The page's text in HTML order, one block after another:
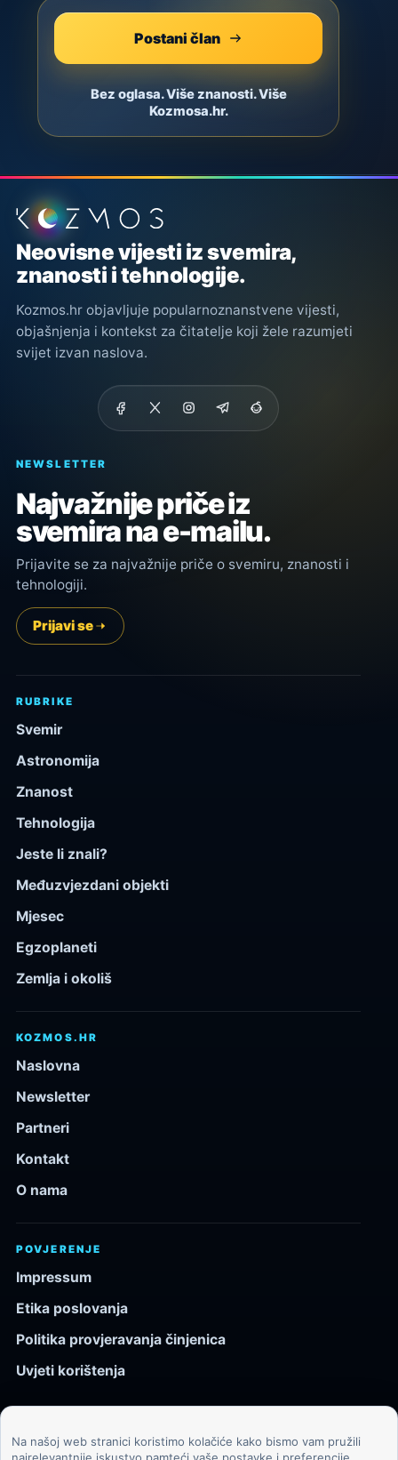
Postani član
Bez oglasa. Više znanosti. Više
Kozmosa.hr.
Podnožje stranice
Neovisne vijesti iz svemira,
znanosti i tehnologije.
Kozmos.hr objavljuje popularnoznanstvene vijesti,
objašnjenja i kontekst za čitatelje koji žele razumjeti
svijet izvan naslova.
NEWSLETTER
Najvažnije priče iz
svemira na e-mailu.
Prijavite se za najvažnije priče o svemiru, znanosti i
tehnologiji.
Prijavi se
RUBRIKE
Svemir
Astronomija
Znanost
Tehnologija
Jeste li znali?
Međuzvjezdani objekti
Mjesec
Egzoplaneti
Zemlja i okoliš
KOZMOS.HR
Naslovna
Newsletter
Partneri
Kontakt
O nama
POVJERENJE
Impressum
Etika poslovanja
Politika provjeravanja činjenica
Uvjeti korištenja
© 2026 Kozmos.hr. Sva prava pridržana.
Na našoj web stranici koristimo kolačiće kako bismo vam pružili